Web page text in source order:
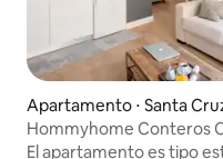
Apartamento ⋅ Santa
Hommyhome Conteros
cobertura com terraço...
El apartamento es tipo